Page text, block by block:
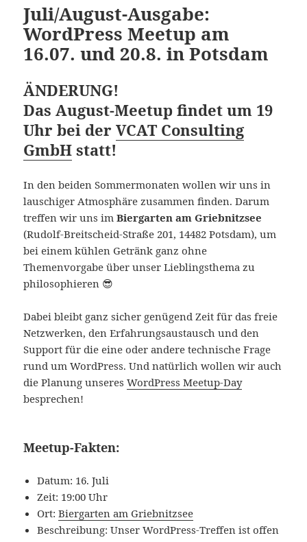
Juli/August-Ausgabe:
WordPress Meetup am
16.07. und 20.8. in Potsdam
ÄNDERUNG!
Das August-Meetup findet um 19
Uhr bei derVCAT Consulting
GmbH statt!
In den beiden Sommermonaten wollen wir uns in
lauschiger Atmosphäre zusammen finden. Darum
treffen wir uns imBiergarten am Griebnitzsee
(Rudolf-Breitscheid-Straße 201, 14482 Potsdam), um
bei einem kühlen Getränk ganz ohne
Themenvorgabe über unser Lieblingsthema zu
philosophieren 😎
Dabei bleibt ganz sicher genügend Zeit für das freie
Netzwerken, den Erfahrungsaustausch und den
Support für die eine oder andere technische Frage
rund um WordPress. Und natürlich wollen wir auch
die Planung unseresWordPress Meetup-Day
besprechen!
Meetup-Fakten:
Datum: 16. Juli
Zeit: 19:00 Uhr
Ort:Biergarten am Griebnitzsee
Beschreibung: Unser WordPress-Treffen ist offen